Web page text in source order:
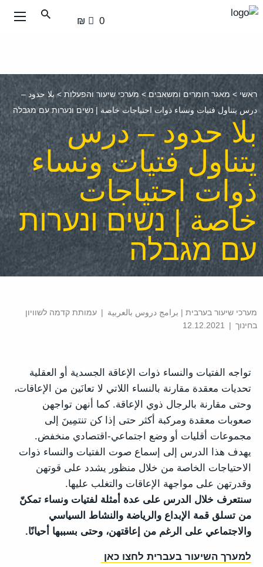
עבור
0 ₪
ראשי > מאגר חומרים ומשאבים> מערכי שיעור והפעלות>بلا حدود –
درس يتناول فتيات ونساء ذوات احتياجات خاصة | נשים ונערות עם מגבלה
بلا حدود – درس
يتناول فتيات ونساء
ذوات احتياجات
خاصة | נשים ונערות
עם מגבלה
מערכי שיעור בערבית | برامج دروس بالعربية | עמותת קדמה לשוויון
בחינוך |
تواجه الفتيات والنساء ذوات الإعاقة الجسدية أو العقلية
تحديات معقدة مقارنة بالنساء اللاتي لا تعانَين من الإعاقات،
وحتى مقارنة بالرجال ذوي الإعاقة. كما أنهن تواجهن
صعوبات معقدة ومركبة أكثر حتى إذا كن تنتمِينَ إلى
مجموعات أقليات أو وضع اجتماعي-اقتصادي منخفض.
يهدف هذا الدرس إلى إسماع صوت الفتيات والنساء ذوات
الاحتياجات الخاصة من خلال منظور يشدد على قوتهن
وقدرتهن على مواجهة الإعاقات والتغلب عليها.
سنتعرف خلال الدرس على عدة أمثلة لفتيات ونساء تمكنّ
من تسلق قمة الإبداع والرياضة والنشاط السياسي
والاجتماعي على الرغم من إعاقتهن، وحتى بسببها أحيانًا.
למערך השיעור בעברית לחצו כאן